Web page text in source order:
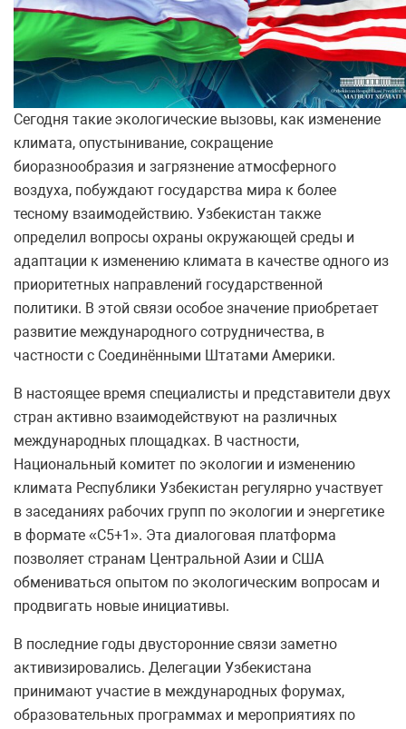
Сегодня такие экологические вызовы, как изменение
климата, опустынивание, сокращение
биоразнообразия и загрязнение атмосферного
воздуха, побуждают государства мира к более
тесному взаимодействию. Узбекистан также
определил вопросы охраны окружающей среды и
адаптации к изменению климата в качестве одного из
приоритетных направлений государственной
политики. В этой связи особое значение приобретает
развитие международного сотрудничества, в
частности с Соединёнными Штатами Америки.
В настоящее время специалисты и представители двух
стран активно взаимодействуют на различных
международных площадках. В частности,
Национальный комитет по экологии и изменению
климата Республики Узбекистан регулярно участвует
в заседаниях рабочих групп по экологии и энергетике
в формате «C5+1». Эта диалоговая платформа
позволяет странам Центральной Азии и США
обмениваться опытом по экологическим вопросам и
продвигать новые инициативы.
В последние годы двусторонние связи заметно
активизировались. Делегации Узбекистана
принимают участие в международных форумах,
образовательных программах и мероприятиях по